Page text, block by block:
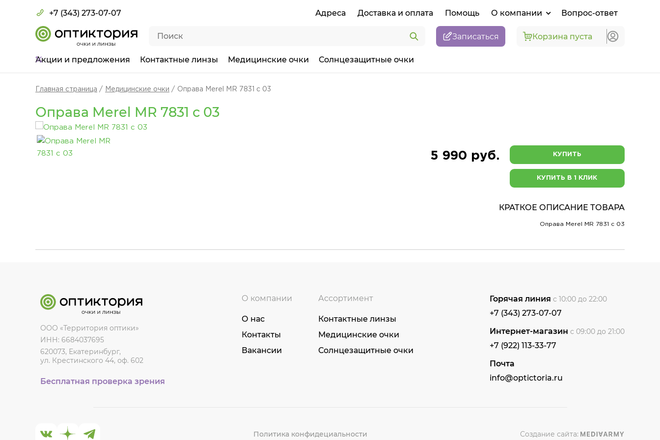
+7 (343) 273-07-07 Адреса Доставка и оплата Помощь О компании Вопрос-ответ
Записаться Корзина пуста
Акции и предложения Контактные линзы Медицинские очки Солнцезащитные очки
Главная страница Медицинские очки Оправа Merel MR 7831 с 03
Оправа Merel MR 7831 с 03
5 990 руб. КУПИТЬ
КУПИТЬ В 1 КЛИК
КРАТКОЕ ОПИСАНИЕ ТОВАРА
Оправа Merel MR 7831 с 03
ООО «Территория оптики»
ИНН: 6684037695
620073, Екатеринбург,
ул. Крестинского 44, оф. 602
Бесплатная проверка зрения
О компании
О нас
Контакты
Вакансии
Ассортимент
Контактные линзы
Медицинские очки
Солнцезащитные очки
Горячая линия с 10:00 до 22:00
+7 (343) 273-07-07
Интернет-магазин с 09:00 до 21:00
+7 (922) 113-33-77
Почта
info@optictoria.ru
Политика конфидециальности Создание сайта: